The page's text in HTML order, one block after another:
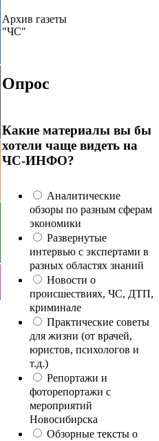
Архив газеты
"ЧС"
Опрос
Какие материалы вы бы
хотели чаще видеть на
ЧС-ИНФО?
Аналитические
обзоры по разным сферам
экономики
Развернутые
интервью с экспертами в
разных областях знаний
Новости о
происшествиях, ЧС, ДТП,
криминале
Практические советы
для жизни (от врачей,
юристов, психологов и
т.д.)
Репортажи и
фоторепортажи с
мероприятий
Новосибирска
Обзорные тексты о